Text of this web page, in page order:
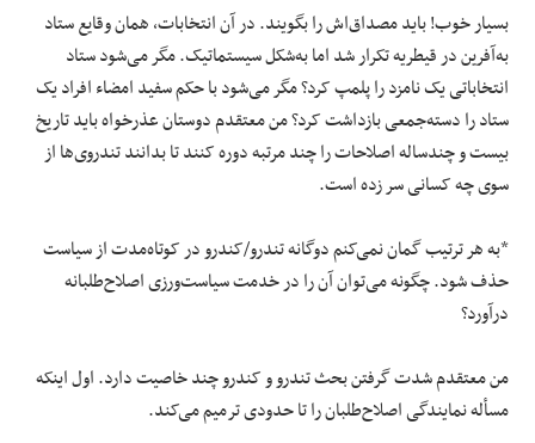
بسیار خوب! باید مصداق‌اش را بگویند. در آن انتخابات، همان وقایع ستاد
به‌آفرین در قیطریه تکرار شد اما به‌شکل سیستماتیک. مگر می‌شود ستاد
انتخاباتی یک نامزد را پلمپ کرد؟ مگر می‌شود با حکم سفید امضاء افراد یک
ستاد را دسته‌جمعی بازداشت کرد؟ من معتقدم دوستان عذرخواه باید تاریخ
بیست و چندساله اصلاحات را چند مرتبه دوره کنند تا بدانند تندروی‌ها از
سوی چه کسانی سر زده است.
*به هر ترتیب گمان نمی‌کنم دوگانه تندرو/کندرو در کوتاه‌مدت از سیاست
حذف شود. چگونه می‌توان آن را در خدمت سیاست‌ورزی اصلاح‌طلبانه
درآورد؟
من معتقدم شدت گرفتن بحث تندرو و کندرو چند خاصیت دارد. اول اینکه
مسأله نمایندگی اصلاح‌طلبان را تا حدودی ترمیم می‌کند.